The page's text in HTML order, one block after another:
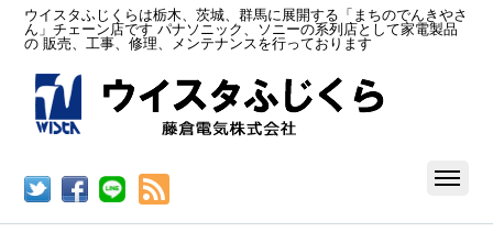
ウイスタふじくらは栃木、茨城、群馬に展開する「まちのでんきやさ
ん」チェーン店です パナソニック、ソニーの系列店として家電製品
の 販売、工事、修理、メンテナンスを行っております